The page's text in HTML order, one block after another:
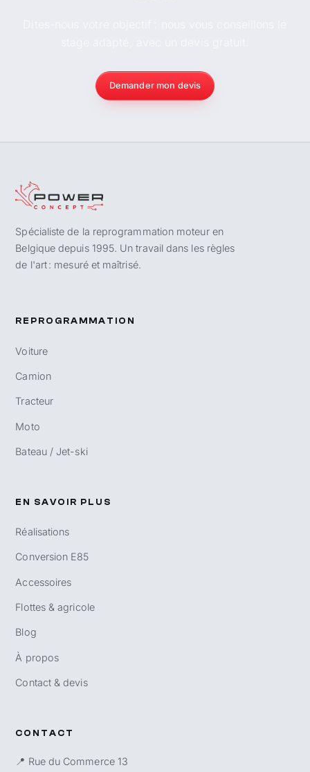
Demander mon devis
Spécialiste de la reprogrammation moteur en
Belgique depuis 1995. Un travail dans les règles
de l'art : mesuré et maîtrisé.
REPROGRAMMATION
Voiture
Camion
Tracteur
Moto
Bateau / Jet-ski
EN SAVOIR PLUS
Réalisations
Conversion E85
Accessoires
Flottes & agricole
Blog
À propos
Contact & devis
CONTACT
📍 Rue du Commerce 13